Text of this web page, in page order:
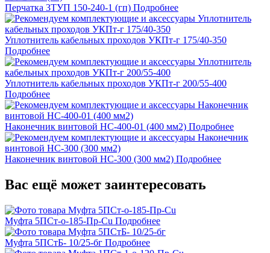
Перчатка 3ТУП 150-240-1 (гп) Подробнее
Уплотнитель кабельных проходов УКПт-г 175/40-350
Подробнее
Уплотнитель кабельных проходов УКПт-г 200/55-400
Подробнее
Наконечник винтовой НС-400-01 (400 мм2) Подробнее
Наконечник винтовой НС-300 (300 мм2) Подробнее
Вас ещё может заинтересовать
Муфта 5ПСт-о-185-Пр-Cu Подробнее
Муфта 5ПСтБ- 10/25-бг Подробнее